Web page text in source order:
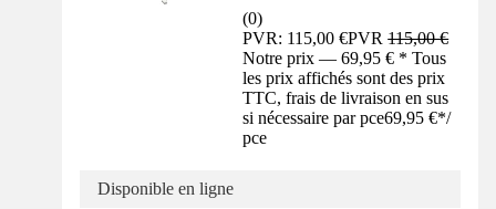
(0)
PVR: 115,00 €PVR115,00 €
Notre prix — 69,95 € * Tous
les prix affichés sont des prix
TTC, frais de livraison en sus
si nécessaire par pce69,95 €*/
pce
Disponible en ligne